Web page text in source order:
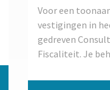
Voor een
vestigingen in
gedreven
Fiscaliteit. Je